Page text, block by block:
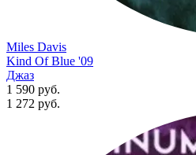
Miles Davis
Kind Of Blue '09
Джаз
1 590 руб.
1 272 руб.